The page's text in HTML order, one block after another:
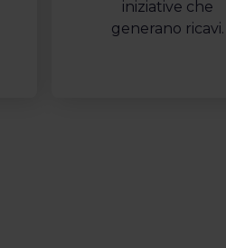
iniziative che
generano ricavi.